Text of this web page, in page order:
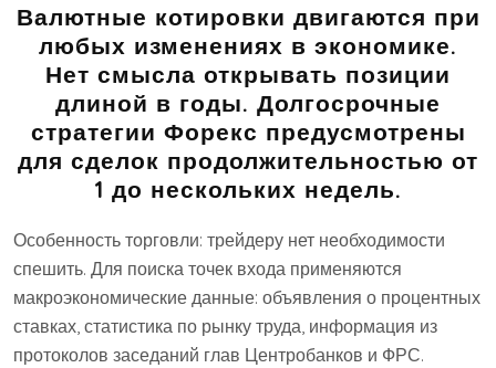
Валютные котировки двигаются при
любых изменениях в экономике.
Нет смысла открывать позиции
длиной в годы. Долгосрочные
стратегии Форекс предусмотрены
для сделок продолжительностью от
1 до нескольких недель.
Особенность торговли: трейдеру нет необходимости
спешить. Для поиска точек входа применяются
макроэкономические данные: объявления о процентных
ставках, статистика по рынку труда, информация из
протоколов заседаний глав Центробанков и ФРС.